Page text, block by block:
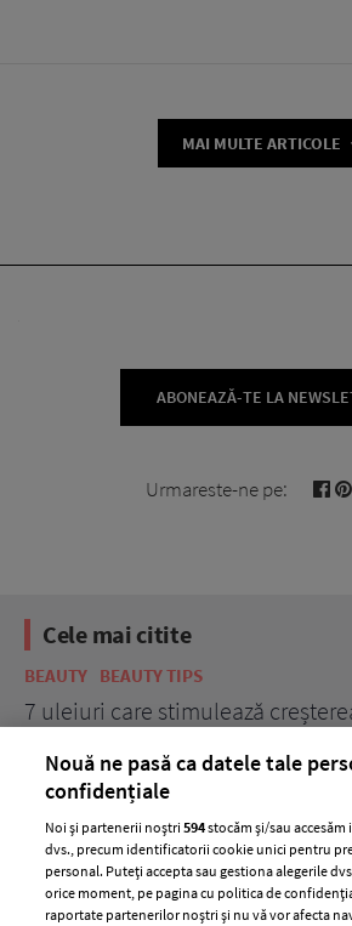
MAI MULTE ARTICOLE
ABONEAZĂ-TE LA
Urmareste-ne pe:
Cele mai citite
BEAUTY BEAUTY TIPS
7 uleiuri care stimulează
Nouă ne pasă ca datele tale
confidențiale
Noi și partenerii noștri594stocăm și/sau
dvs., precum identificatorii cookie unici pentru
personal. Puteți accepta sau gestiona alegerile
orice moment, pe pagina cu politica de
raportate partenerilor noștri și nu vă vor afecta